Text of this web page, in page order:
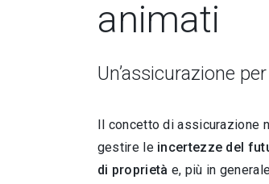
animati
Un’assicurazione
Il concetto di assicurazione
gestire le incertezze del
di proprietà e, più in